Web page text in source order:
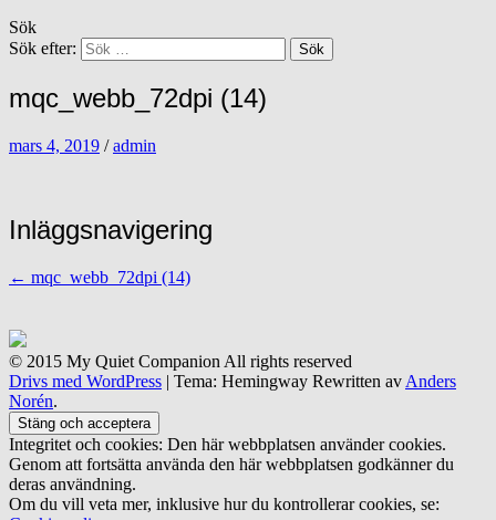
Sök
Sök efter:
mqc_webb_72dpi (14)
mars 4, 2019 /admin
Inläggsnavigering
← mqc_webb_72dpi (14)
© 2015 My Quiet Companion All rights reserved
Drivs med WordPress | Tema: Hemingway Rewritten av Anders
Norén.
Integritet och cookies: Den här webbplatsen använder cookies.
Genom att fortsätta använda den här webbplatsen godkänner du
deras användning.
Om du vill veta mer, inklusive hur du kontrollerar cookies, se: